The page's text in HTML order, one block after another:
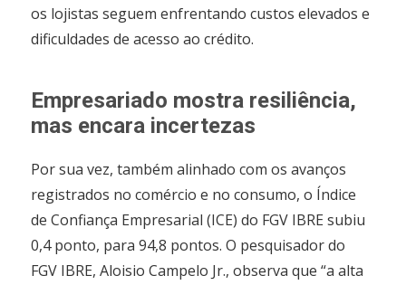
os lojistas seguem enfrentando custos elevados e
dificuldades de acesso ao crédito.
Empresariado mostra resiliência,
mas encara incertezas
Por sua vez, também alinhado com os avanços
registrados no comércio e no consumo, o Índice
de Confiança Empresarial (ICE) do FGV IBRE subiu
0,4 ponto, para 94,8 pontos. O pesquisador do
FGV IBRE, Aloisio Campelo Jr., observa que “a alta